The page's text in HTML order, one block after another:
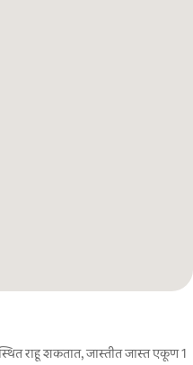
राहू शकतात, जास्तीत जास्त एकूण 1